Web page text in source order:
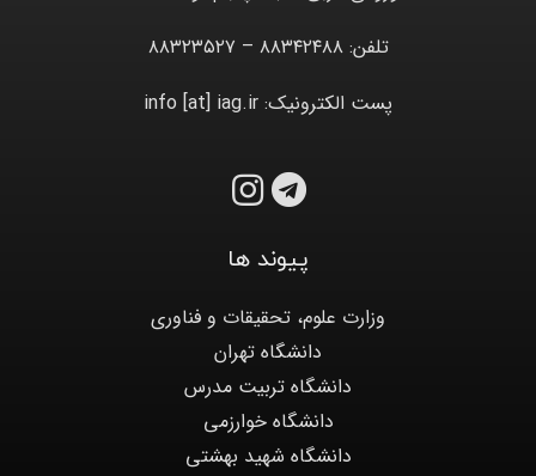
تلفن: ۸۸۳۴۲۴۸۸ – ۸۸۳۲۳۵۲۷
پست الکترونیک: info [at] iag.ir
پیوند ها
وزارت علوم، تحقیقات و فناوری
دانشگاه تهران
دانشگاه تربیت مدرس
دانشگاه خوارزمی
دانشگاه شهید بهشتی